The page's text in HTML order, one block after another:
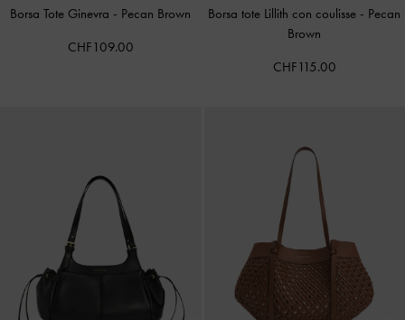
Borsa Tote Ginevra - Pecan Brown
CHF109.00
Borsa tote Lillith con coulisse - Pecan
Brown
CHF115.00